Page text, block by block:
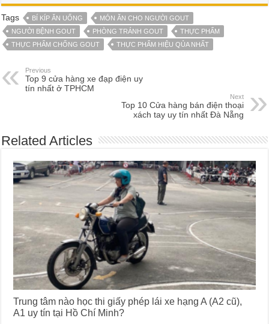
Tags BÍ KÍP ĂN UỐNG
MÓN ĂN CHO NGƯỜI GOUT
NGƯỜI BỆNH GOUT
PHÒNG TRÁNH GOUT
THỰC PHẨM
THỰC PHẨM CHỐNG GOUT
THỰC PHẨM HIỆU QỦA NHẤT
Previous
Top 9 cửa hàng xe đạp điện uy
tín nhất ở TPHCM
Next
Top 10 Cửa hàng bán điện thoại
xách tay uy tín nhất Đà Nẵng
Related Articles
Trung tâm nào học thi giấy phép lái xe hạng A (A2 cũ),
A1 uy tín tại Hồ Chí Minh?